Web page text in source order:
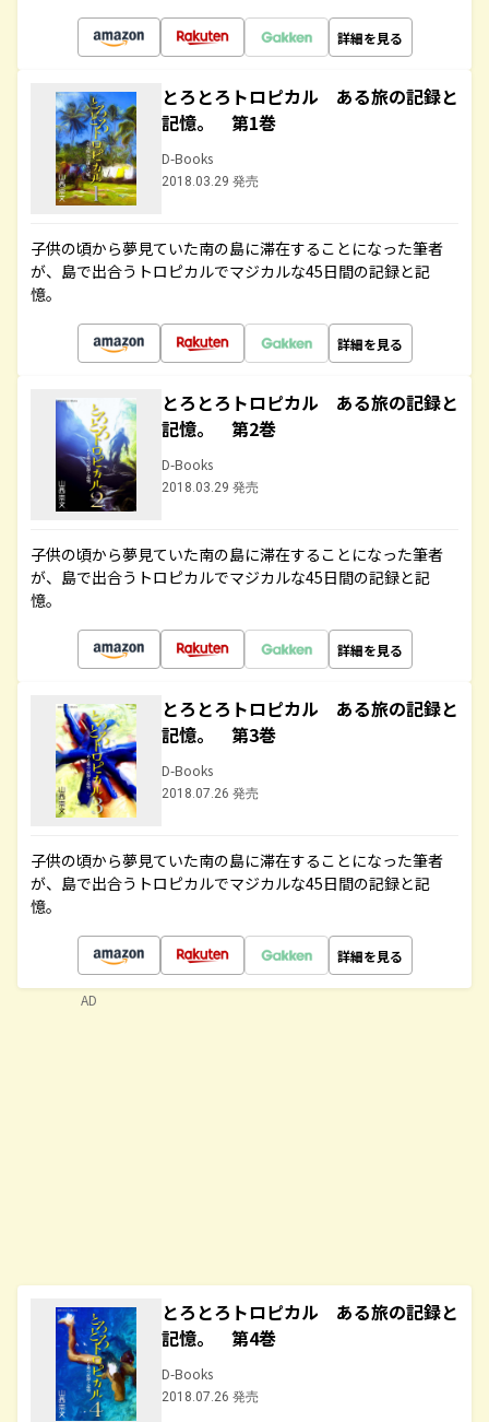
詳細を見る
とろとろトロピカル ある旅の記録と
記憶。 第1巻
D-Books
2018.03.29 発売
子供の頃から夢見ていた南の島に滞在することになった筆者
が、島で出合うトロピカルでマジカルな45日間の記録と記
憶。
詳細を見る
とろとろトロピカル ある旅の記録と
記憶。 第2巻
D-Books
2018.03.29 発売
子供の頃から夢見ていた南の島に滞在することになった筆者
が、島で出合うトロピカルでマジカルな45日間の記録と記
憶。
詳細を見る
とろとろトロピカル ある旅の記録と
記憶。 第3巻
D-Books
2018.07.26 発売
子供の頃から夢見ていた南の島に滞在することになった筆者
が、島で出合うトロピカルでマジカルな45日間の記録と記
憶。
詳細を見る
とろとろトロピカル ある旅の記録と
記憶。 第4巻
D-Books
2018.07.26 発売
AD